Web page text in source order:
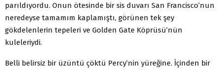
parıldıyordu. Onun ötesinde bir sis duvarı San Francisco’nun
neredeyse tamamım kaplamıştı, görünen tek şey
gökdelenlerin tepeleri ve Golden Gate Köprüsü’nün
kuleleriydi.
Belli belirsiz bir üzüntü çöktü Percy’nin yüreğine. İçinden bir